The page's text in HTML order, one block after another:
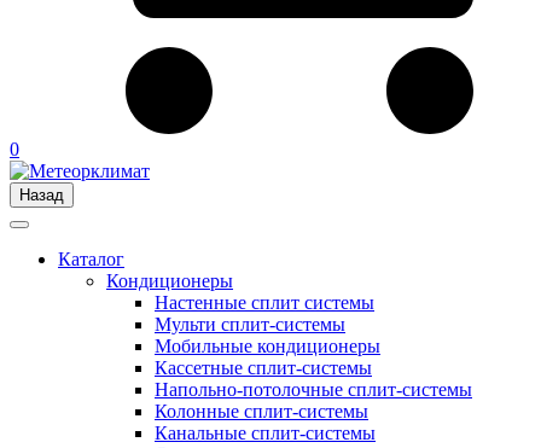
0
Назад
Каталог
Кондиционеры
Настенные сплит системы
Мульти сплит-системы
Мобильные кондиционеры
Кассетные сплит-системы
Напольно-потолочные сплит-системы
Колонные сплит-системы
Канальные сплит-системы